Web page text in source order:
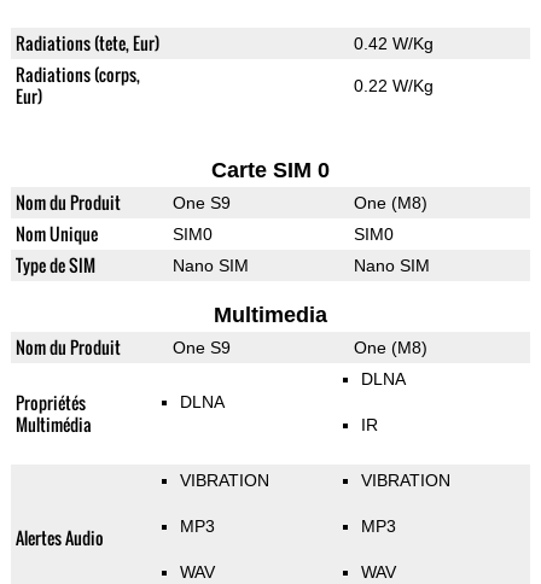
Radiations (tete, Eur) 0.42 W/Kg
Radiations (corps,
Eur)
0.22 W/Kg
Carte SIM 0
Nom du Produit One S9 One (M8)
Nom Unique SIM0 SIM0
Type de SIM Nano SIM Nano SIM
Multimedia
Nom du Produit One S9 One (M8)
Propriétés
Multimédia
DLNA
DLNA
IR
Alertes Audio
VIBRATION
MP3
WAV
VIBRATION
MP3
WAV